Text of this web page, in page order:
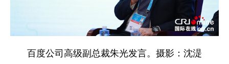
百度公司高级副总裁朱光发言。摄影：沈湜